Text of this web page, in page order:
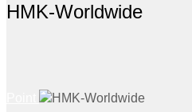
HMK-Worldwide